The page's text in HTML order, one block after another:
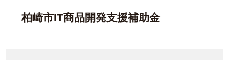
柏崎市IT商品開発支援補助金